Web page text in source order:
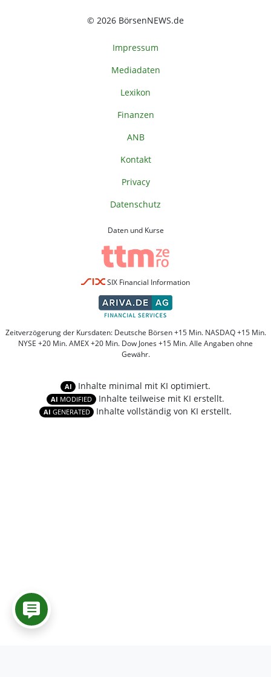
© 2026 BörsenNEWS.de
Impressum
Mediadaten
Lexikon
Finanzen
ANB
Kontakt
Privacy
Datenschutz
Daten und Kurse
SIX Financial Information
Zeitverzögerung der Kursdaten: Deutsche Börsen +15 Min. NASDAQ +15 Min.
NYSE +20 Min. AMEX +20 Min. Dow Jones +15 Min. Alle Angaben ohne
Gewähr.
AI Inhalte minimal mit KI optimiert.
AI MODIFIED Inhalte teilweise mit KI erstellt.
AI GENERATED Inhalte vollständig von KI erstellt.